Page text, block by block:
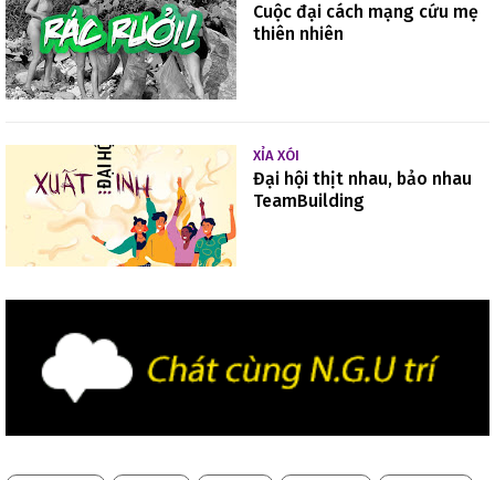
Cuộc đại cách mạng cứu mẹ
thiên nhiên
XỈA XÓI
Đại hội thịt nhau, bảo nhau
TeamBuilding